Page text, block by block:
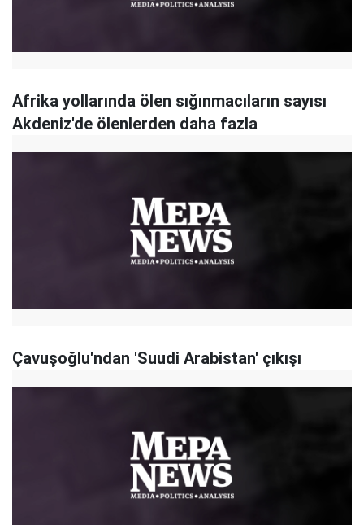
Afrika yollarında ölen sığınmacıların sayısı
Akdeniz'de ölenlerden daha fazla
Çavuşoğlu'ndan 'Suudi Arabistan' çıkışı